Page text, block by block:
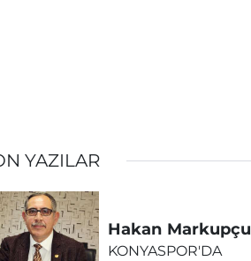
YAZILAR
Hakan Markupçu
KONYASPOR'DA